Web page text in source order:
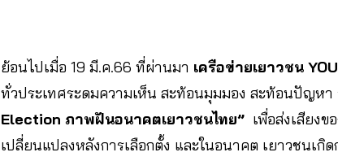
ย้อนไปเมื่อ 19 มี.ค.66 ที่ผ่านมา เครือข่ายเยาวชน
ทั่วประเทศระดมความเห็น สะท้อนมุมมอง สะท้อนปัญหา
Election ภาพฝันอนาคตเยาวชนไทย” เพื่อส่งเสียง
เปลี่ยนแปลงหลังการเลือกตั้ง และในอนาคต เยาวชนเกิ